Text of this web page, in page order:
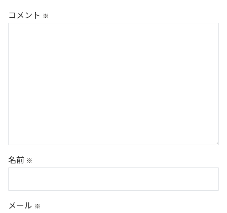
コメント ※
名前 ※
メール ※